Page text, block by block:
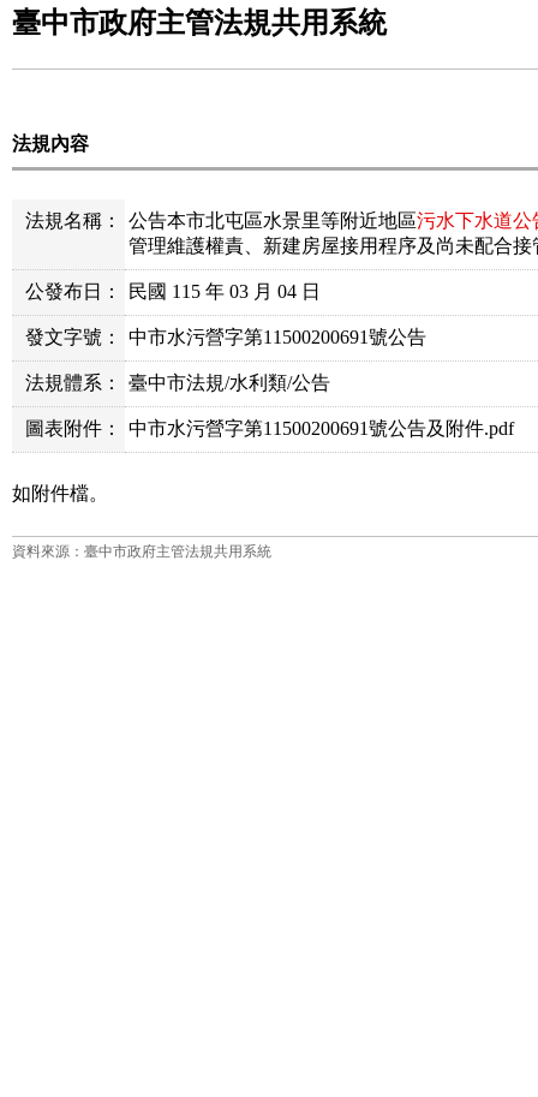
臺中市政府主管法規共用系統
法規內容
法規名稱： 公告本市北屯區水景里等附近地區污水下水道公
管理維護權責、新建房屋接用程序及尚未配合
公發布日： 民國 115 年 03 月 04 日
發文字號： 中市水污營字第11500200691號公告
法規體系： 臺中市法規/水利類/公告
圖表附件： 中市水污營字第11500200691號公告及附件.pdf
如附件檔。
資料來源：臺中市政府主管法規共用系統